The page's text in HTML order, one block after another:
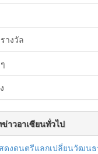
างวัล
าวอาเซียนทั่วไป
ลกเปลี่ยนวัฒนธรรมไทย-บรูไนฯ "อาไล พา